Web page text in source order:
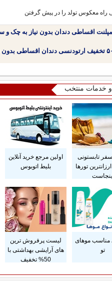
راه معکوس تولد را در پیش گرفتن
اقساطی دندان بدون نیاز به چک
بدون نیاز به چک یا سفته!
و خدمات منتخب
تابستونی
تورها
اولین مرجع خرید آنلاین
بلیط اتوبوس
مناسب موهای
تو
لیست پرفروش ترین
های آرایشی بهداشتی با
50% تخفیف